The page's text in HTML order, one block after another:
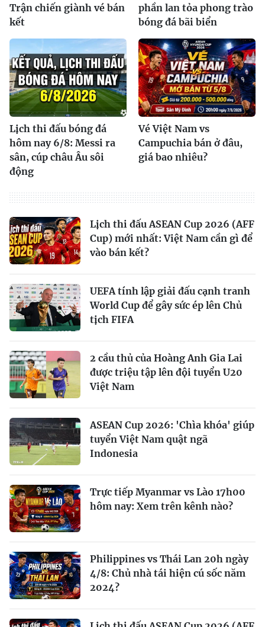
Trận chiến giành vé bán
kết
phần lan tỏa phong trào
bóng đá bãi biển
Lịch thi đấu bóng đá
hôm nay 6/8: Messi ra
sân, cúp châu Âu sôi
động
Vé Việt Nam vs
Campuchia bán ở đâu,
giá bao nhiêu?
Lịch thi đấu ASEAN Cup 2026 (AFF
Cup) mới nhất: Việt Nam cần gì để
vào bán kết?
UEFA tính lập giải đấu cạnh tranh
World Cup để gây sức ép lên Chủ
tịch FIFA
2 cầu thủ của Hoàng Anh Gia Lai
được triệu tập lên đội tuyển U20
Việt Nam
ASEAN Cup 2026: 'Chìa khóa' giúp
tuyển Việt Nam quật ngã
Indonesia
Trực tiếp Myanmar vs Lào 17h00
hôm nay: Xem trên kênh nào?
Philippines vs Thái Lan 20h ngày
4/8: Chủ nhà tái hiện cú sốc năm
2024?